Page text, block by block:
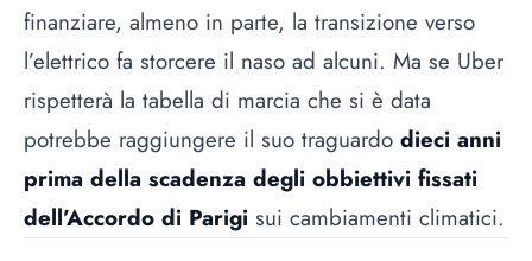
finanziare, almeno in parte, la transizione verso
l’elettrico fa storcere il naso ad alcuni. Ma se Uber
rispetterà la tabella di marcia che si è data
potrebbe raggiungere il suo traguardo dieci anni
prima della scadenza degli obbiettivi fissati
dell’Accordo di Parigi sui cambiamenti climatici.